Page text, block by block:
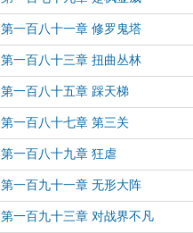
第一百八十一章 修罗鬼塔
第一百八十三章 扭曲丛林
第一百八十五章 踩天梯
第一百八十七章 第三关
第一百八十九章 狂虐
第一百九十一章 无形大阵
第一百九十三章 对战界不凡